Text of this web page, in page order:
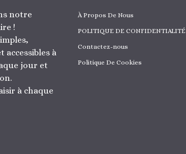
notre
!
accessibles à
jour et
à chaque
À Propos De Nous
POLITIQUE DE CONFIDENTIALITÉ
Contactez-nous
Politique De Cookies